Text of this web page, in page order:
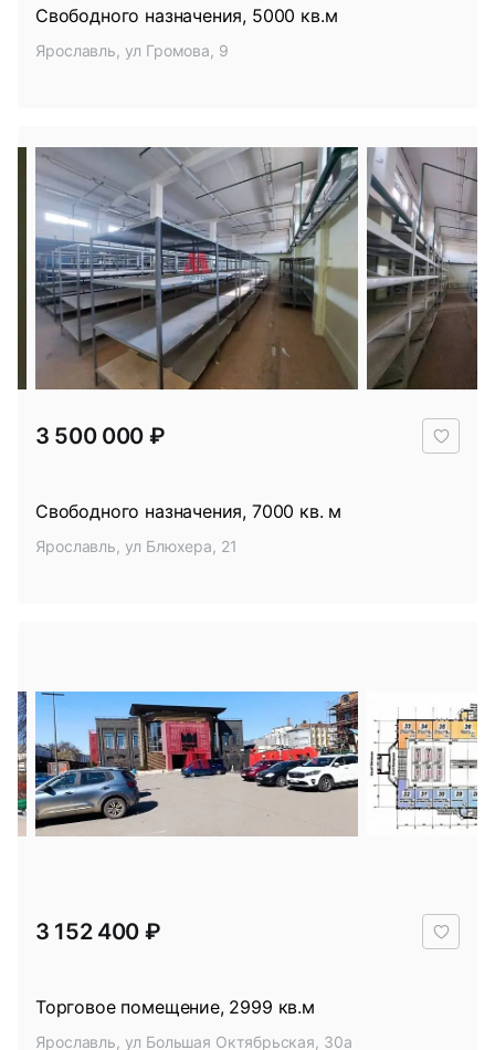
Свободного назначения, 5000 кв.м
Ярославль, ул Громова, 9
Свободного назначения, 7000 кв. м
Ярославль, ул Блюхера, 21
3 500 000 ₽
Торговое помещение, 2999 кв.м
Ярославль, ул Большая Октябрьская, 30а
3 152 400 ₽